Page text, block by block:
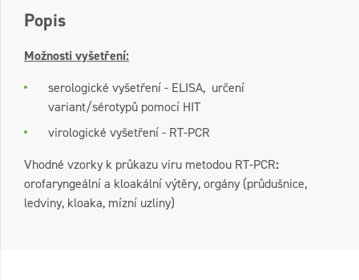
Popis
Možnosti vyšetření:
serologické vyšetření - ELISA, určení
variant/sérotypů pomocí HIT
virologické vyšetření - RT-PCR
Vhodné vzorky k průkazu viru metodou RT-PCR:
orofaryngeální a kloakální výtěry, orgány (průdušnice,
ledviny, kloaka, mízní uzliny)